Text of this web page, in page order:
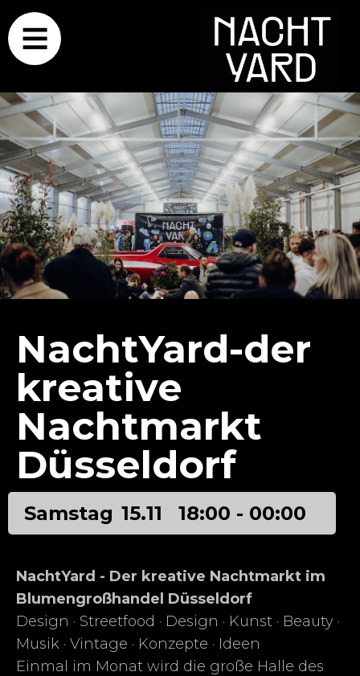
NachtYard-der
kreative
Nachtmarkt
Düsseldorf
Samstag 15.11 18:00 - 00:00
NachtYard - Der kreative Nachtmarkt im
Blumengroßhandel Düsseldorf
Design · Streetfood · Design · Kunst · Beauty ·
Musik · Vintage · Konzepte · Ideen
Einmal im Monat wird die große Halle des